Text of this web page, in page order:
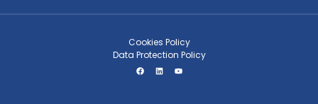
Cookies Policy
Data Protection Policy